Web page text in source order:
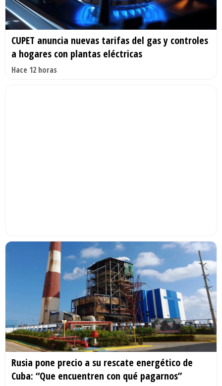
CUPET anuncia nuevas tarifas del gas y controles
a hogares con plantas eléctricas
Hace 12 horas
Rusia pone precio a su rescate energético de
Cuba: “Que encuentren con qué pagarnos”